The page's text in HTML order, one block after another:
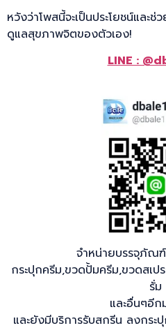
หวังว่าโพสนี้จะเป็นประโยชน์และ
ดูแลสุขภาพจิตของตัวเอง!
LINE :
จำหน่ายบรรจุภัณ
กระปุกครีม,ขวดปั้มครีม,ขวดสเ
รั่ม
และอื่นๆอี
และยังมีบริการรับสกรีน ลงกร